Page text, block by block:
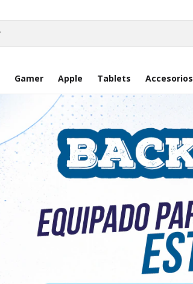
Gamer Apple Tablets Accesorios